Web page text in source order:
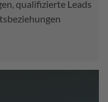
qualifizierte Leads